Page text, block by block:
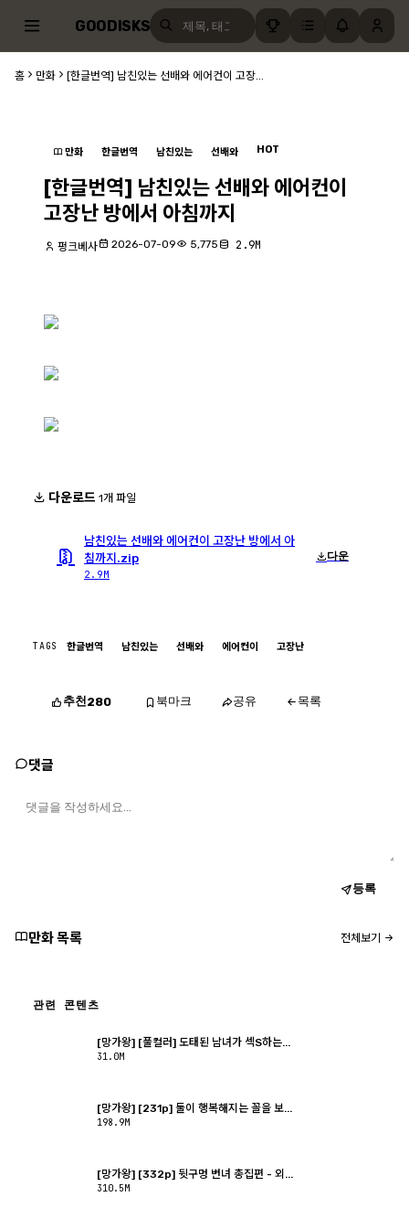
GOODISKS
홈 만화 [한글번역] 남친있는 선배와 에어컨이 고장...
만화 한글번역 남친있는 선배와 HOT
[한글번역] 남친있는 선배와 에어컨이
고장난 방에서 아침까지
펑크베사 2026-07-09 5,775 2.9M
다운로드 1개 파일
남친있는 선배와 에어컨이 고장난 방에서 아
침까지.zip
2.9M
다운
TAGS 한글번역 남친있는 선배와 에어컨이 고장난
추천280 북마크 공유 목록
댓글
등록
만화 목록 전체보기
관련 콘텐츠
[망가왕] [풀컬러] 도태된 남녀가 섹S하는...
31.0M
[망가왕] [231p] 둘이 행복해지는 꼴을 보...
198.9M
[망가왕] [332p] 뒷구멍 변녀 총집편 - 외...
310.5M